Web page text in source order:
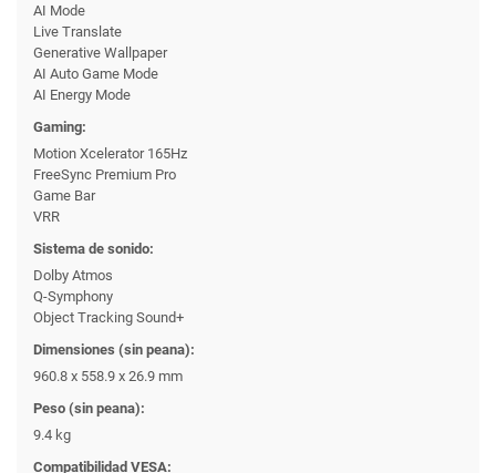
AI Mode
Live Translate
Generative Wallpaper
AI Auto Game Mode
AI Energy Mode
Gaming:
Motion Xcelerator 165Hz
FreeSync Premium Pro
Game Bar
VRR
Sistema de sonido:
Dolby Atmos
Q-Symphony
Object Tracking Sound+
Dimensiones (sin peana):
960.8 x 558.9 x 26.9 mm
Peso (sin peana):
9.4 kg
Compatibilidad VESA: